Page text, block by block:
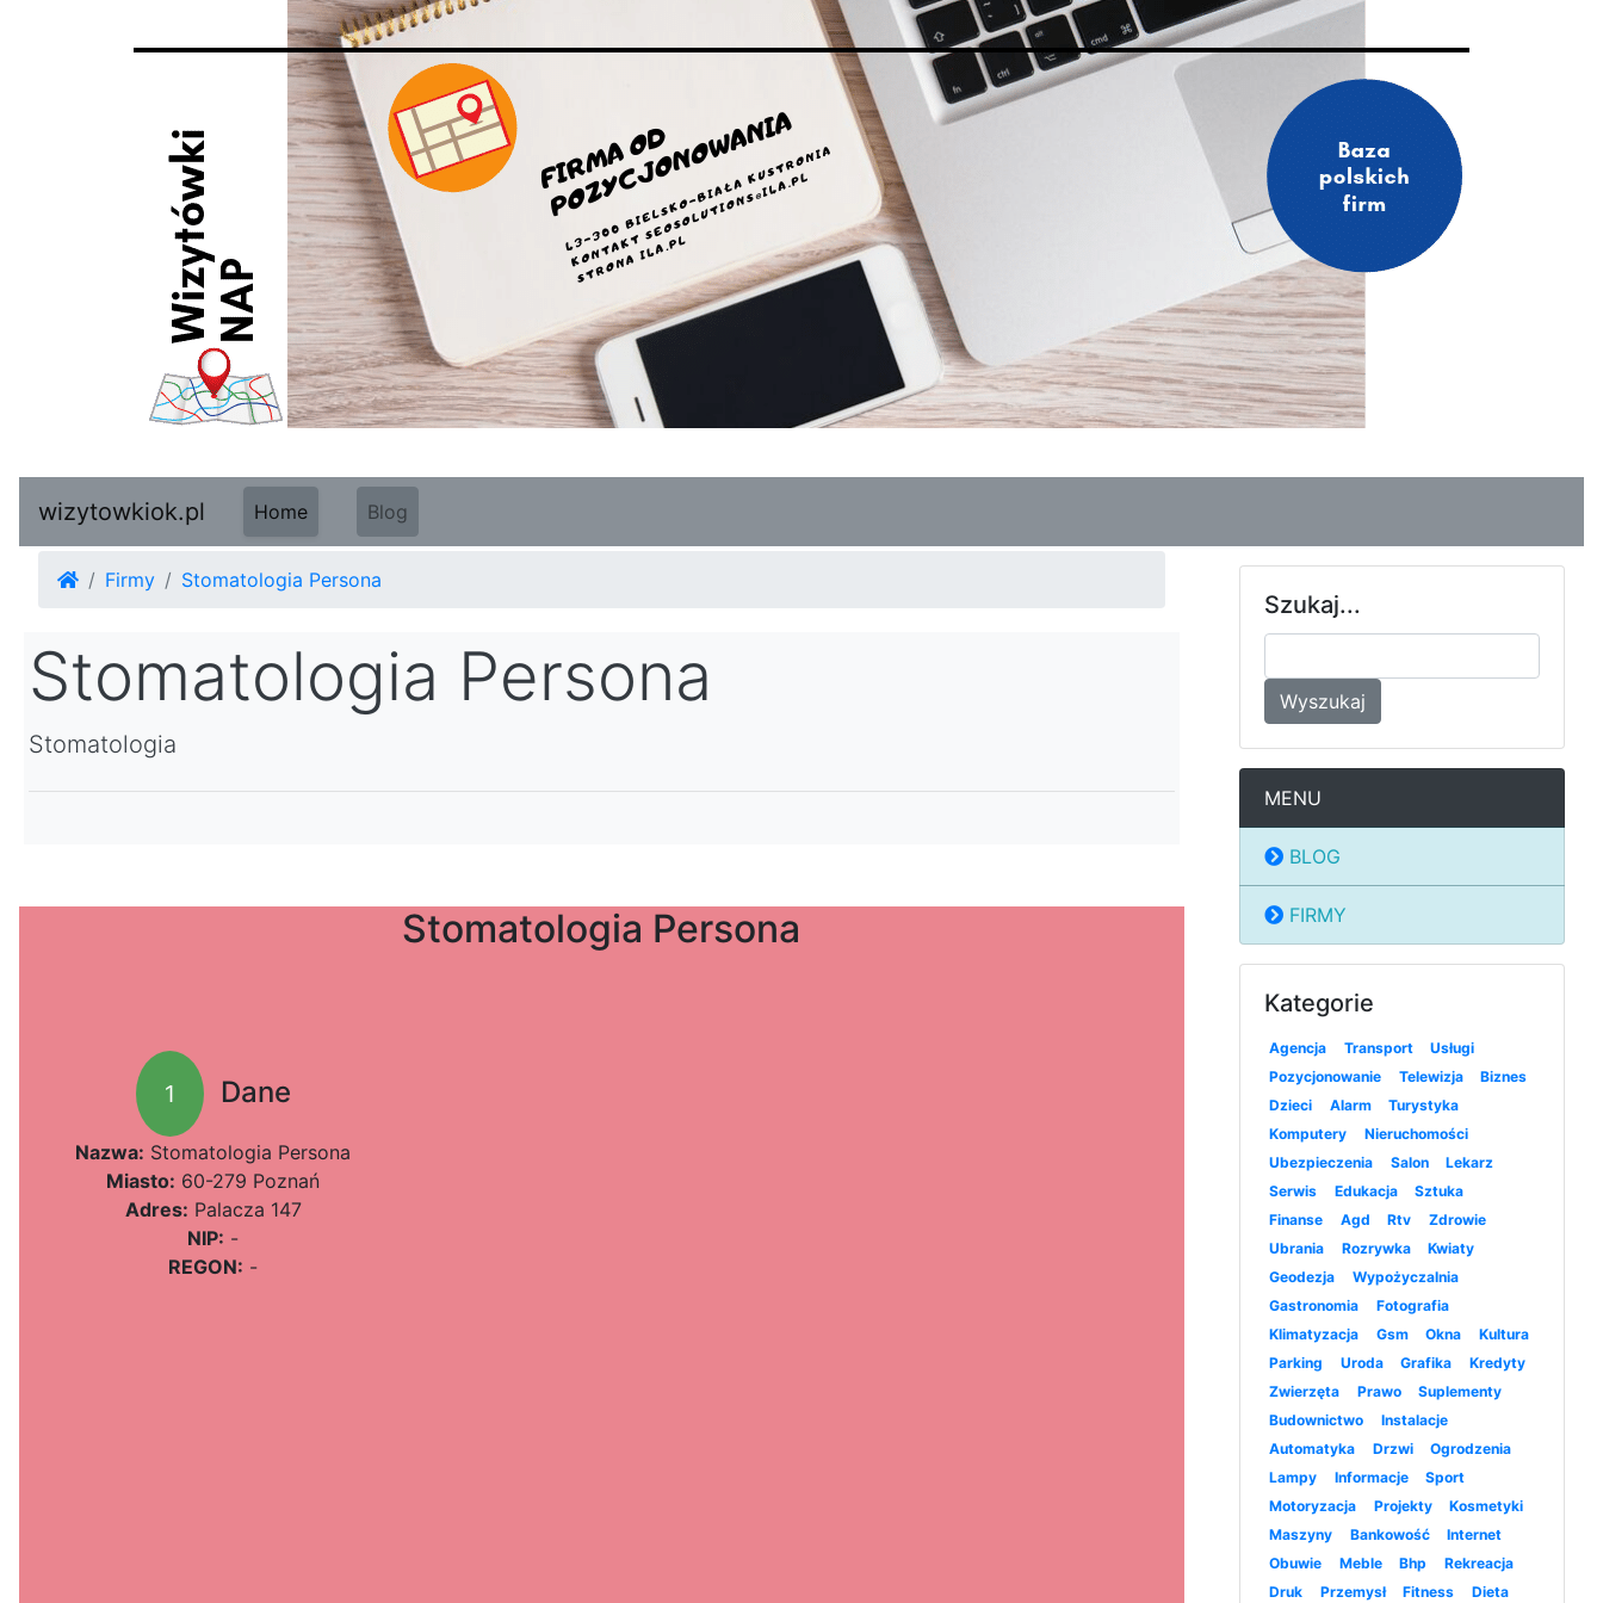
wizytowkiok.pl Home Blog
Firmy Stomatologia Persona
Stomatologia Persona
Stomatologia
Stomatologia Persona
1 Dane
Nazwa: Stomatologia Persona
Miasto: 60-279 Poznań
Adres: Palacza 147
NIP: -
REGON: -
Szukaj...
Wyszukaj
MENU
BLOG
FIRMY
Kategorie
Agencja Transport
Usługi
Pozycjonowanie
Telewizja
Biznes
Dzieci
Alarm
Turystyka
Komputery
Nieruchomości
Ubezpieczenia
Salon
Lekarz
Serwis
Edukacja
Sztuka
Finanse
Agd Rtv
Zdrowie
Ubrania
Rozrywka
Kwiaty
Geodezja
Wypożyczalnia
Gastronomia
Fotografia
Klimatyzacja
Gsm Okna
Kultura
Parking
Uroda Grafika
Kredyty
Zwierzęta
Prawo
Suplementy
Budownictwo
Instalacje
Automatyka
Drzwi
Ogrodzenia
Lampy
Informacje
Sport
Motoryzacja
Projekty
Kosmetyki
Maszyny
Bankowość
Internet
Obuwie
Meble Bhp
Rekreacja
Druk
Przemysł Fitness
Dieta